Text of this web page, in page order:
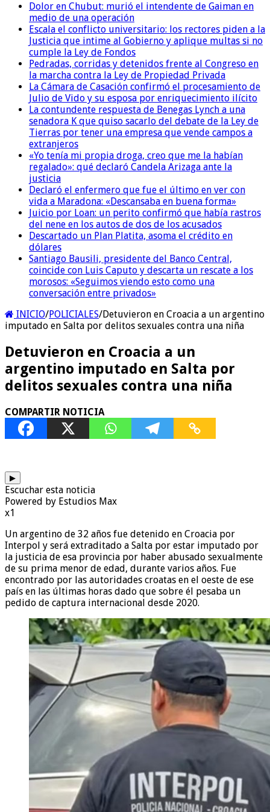
Dolor en Chubut: murió el intendente de Gaiman en
medio de una operación
Escala el conflicto universitario: los rectores piden a la
Justicia que intime al Gobierno y aplique multas si no
cumple la Ley de Fondos
Pedradas, corridas y detenidos frente al Congreso en
la marcha contra la Ley de Propiedad Privada
La Cámara de Casación confirmó el procesamiento de
Julio de Vido y su esposa por enriquecimiento ilícito
La contundente respuesta de Benegas Lynch a una
senadora K que quiso sacarlo del debate de la Ley de
Tierras por tener una empresa que vende campos a
extranjeros
«Yo tenía mi propia droga, creo que me la habían
regalado»: qué declaró Candela Arizaga ante la
justicia
Declaró el enfermero que fue el último en ver con
vida a Maradona: «Descansaba en buena forma»
Juicio por Loan: un perito confirmó que había rastros
del nene en los autos de dos de los acusados
Descartado un Plan Platita, asoma el crédito en
dólares
Santiago Bausili, presidente del Banco Central,
coincide con Luis Caputo y descarta un rescate a los
morosos: «Seguimos viendo esto como una
conversación entre privados»
INICIO/POLICIALES/Detuvieron en Croacia a un argentino
imputado en Salta por delitos sexuales contra una niña
Detuvieron en Croacia a un
argentino imputado en Salta por
delitos sexuales contra una niña
COMPARTIR NOTICIA
▶
Escuchar esta noticia
Powered by Estudios Max
x1
Un argentino de 32 años fue detenido en Croacia por
Interpol y será extraditado a Salta por estar imputado por
la justicia de esa provincia por haber abusado sexualmente
de su prima menor de edad, durante varios años. Fue
encontrado por las autoridades croatas en el oeste de ese
país en las últimas horas dado que sobre él pesaba un
pedido de captura internacional desde 2020.